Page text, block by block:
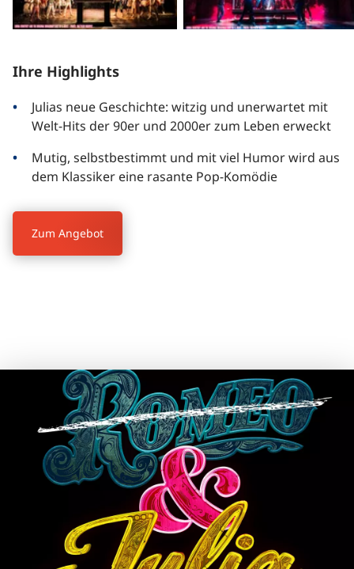
Ihre Highlights
Julias neue Geschichte: witzig und unerwartet mit
Welt-Hits der 90er und 2000er zum Leben erweckt
Mutig, selbstbestimmt und mit viel Humor wird aus
dem Klassiker eine rasante Pop-Komödie
Zum Angebot